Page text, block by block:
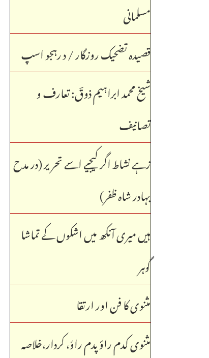
مسلمانی
قصیدہ تضحیک روزگار / د رہجو اسپ
شیخ محمد ابراہیم ذوقؔ: تعارف و
تصانیف
زہے نشاط اگر کیجیے اسے تحریر (در مدح
بہادر شاہ ظفر)
ہیں میری آنکھ میں اشکوں کے تماشا
گوہر
مثنوی کا فن اور ارتقا
مثنوی کدم راؤ پدم راؤ، کردار،خلاصہ